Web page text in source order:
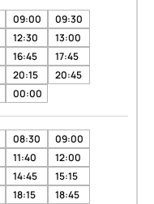
09:00
09:30
12:30
13:00
16:45
17:45
20:15
20:45
00:00
08:30
09:00
11:40
12:00
14:45
15:15
18:15
18:45